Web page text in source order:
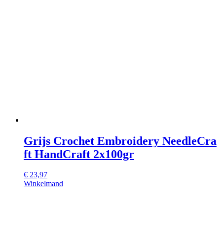
Grijs Crochet Embroidery NeedleCra
ft HandCraft 2x100gr
€ 23,97
Winkelmand